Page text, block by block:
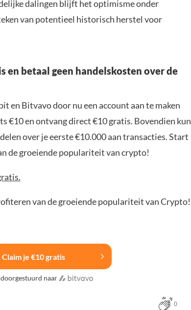
dalingen blijft het optimisme onder
van potentieel historisch herstel voor
en betaal geen handelskosten over de
en Bitvavo door nu een account aan te maken
€10 en ontvang direct €10 gratis. Bovendien kun
over je eerste €10.000 aan transacties. Start
de groeiende populariteit van crypto!
van de groeiende populariteit van Crypto!
Claim je €10 gratis
naar
0